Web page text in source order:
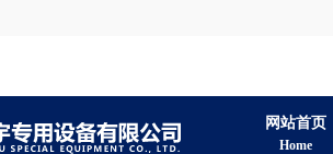
网站首页
Home